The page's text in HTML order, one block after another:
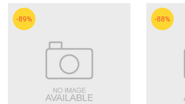
-89% -88%